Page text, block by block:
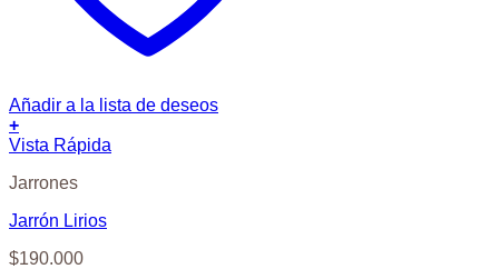
Añadir a la lista de deseos
+
Vista Rápida
Jarrones
Jarrón Lirios
$190.000